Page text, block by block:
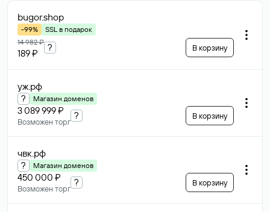
bugor.shop
-99%
SSL в подарок
14 982 ₽
189 ₽
? В корзину
уж.рф
? Магазин доменов
3 089 999 ₽
Возможен торг
? В корзину
чвк.рф
? Магазин доменов
450 000 ₽
Возможен торг
? В корзину